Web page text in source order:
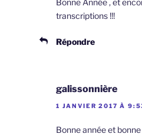
Bonne Année , et
transcriptions !!!
Répondre
galissonnière
1 JANVIER 2017 À
Bonne année et